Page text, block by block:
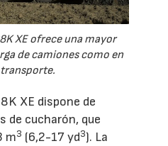
XE ofrece una mayor
de camiones como en
XE dispone de
de cucharón, que
m3 (6,2-17 yd3). La